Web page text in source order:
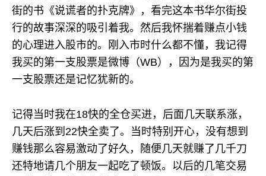
街的书《说谎者的扑克牌》，看完这本书华尔街投
行的故事深深的吸引着我。然后我怀揣着赚点小钱
的心理进入股市的。刚入市时什么都不懂，我记得
我买的第一支股票是微博（WB），因为是我买的第
一支股票还是记忆犹新的。
记得当时我在18快的全仓买进，后面几天联系涨，
几天后涨到22快全卖了。当时特别开心，没有想到
赚钱那么容易激动了好久，随便几天就赚了几千刀
还特地请几个朋友一起吃了顿饭。以后的几笔交易